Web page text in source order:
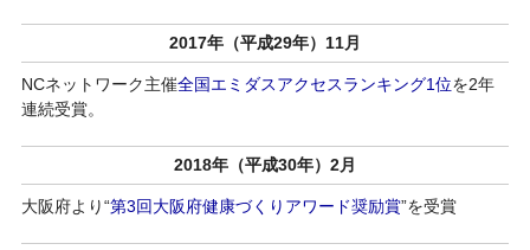
2017年（平成29年）11月
NCネットワーク主催全国エミダスアクセスランキング1位を2年
連続受賞。
2018年（平成30年）2月
大阪府より“第3回大阪府健康づくりアワード奨励賞”を受賞